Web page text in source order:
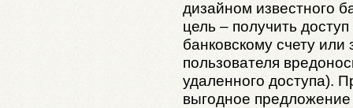
дизайном известного
цель – получить
банковскому счету или
пользователя
удаленного доступа).
выгодное